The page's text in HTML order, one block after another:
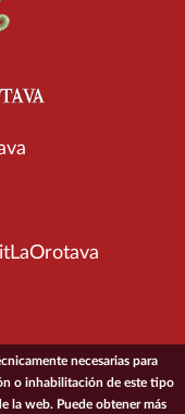
de La Orotava
necesarias para
o inhabilitación de este tipo
la web. Puede obtener más